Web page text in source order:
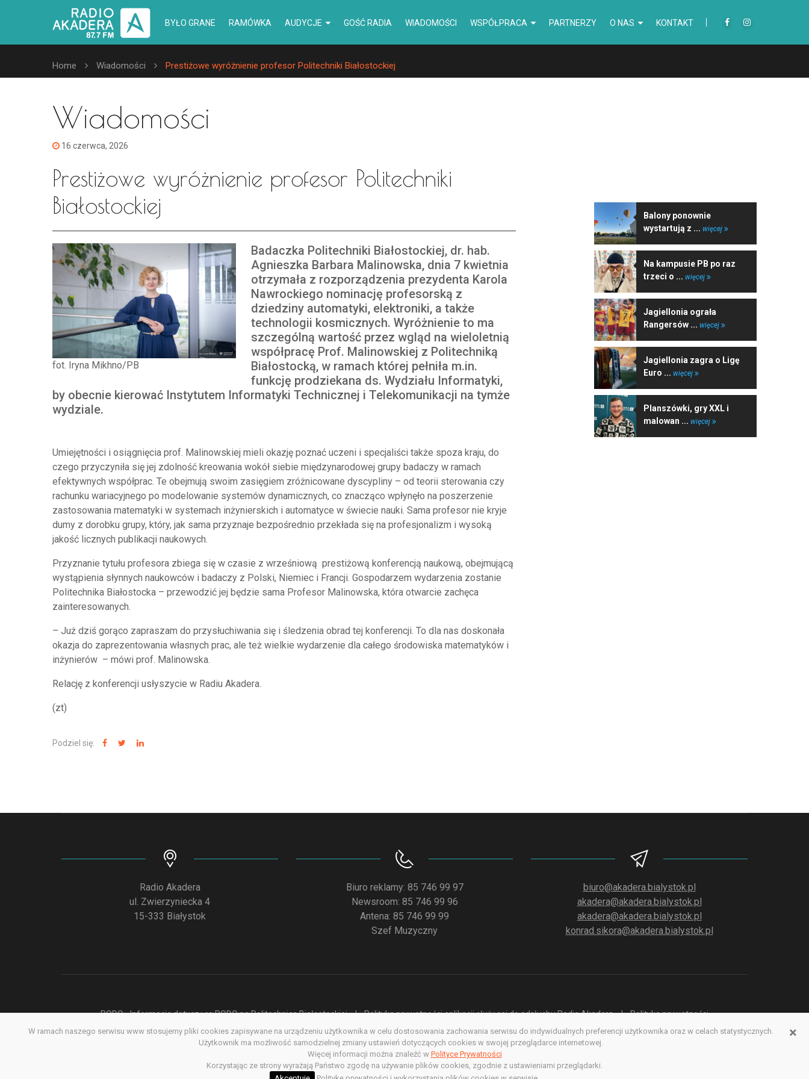
BYŁO GRANE RAMÓWKA AUDYCJE GOŚĆ RADIA WIADOMOŚCI WSPÓŁPRACA PARTNERZY O NAS KONTAKT
Home Wiadomości Prestiżowe wyróżnienie profesor Politechniki Białostockiej
Wiadomości
16 czerwca, 2026
Prestiżowe wyróżnienie profesor Politechniki
Białostockiej
fot. Iryna Mikhno/PB
Badaczka Politechniki Białostockiej, dr. hab.
Agnieszka Barbara Malinowska, dnia 7 kwietnia
otrzymała z rozporządzenia prezydenta Karola
Nawrockiego nominację profesorską z
dziedziny automatyki, elektroniki, a także
technologii kosmicznych. Wyróżnienie to ma
szczególną wartość przez wgląd na wieloletnią
współpracę Prof. Malinowskiej z Politechniką
Białostocką, w ramach której pełniła m.in.
funkcję prodziekana ds. Wydziału Informatyki,
by obecnie kierować Instytutem Informatyki Technicznej i Telekomunikacji na tymże
wydziale.
Umiejętności i osiągnięcia prof. Malinowskiej mieli okazję poznać uczeni i specjaliści także spoza kraju, do
czego przyczyniła się jej zdolność kreowania wokół siebie międzynarodowej grupy badaczy w ramach
efektywnych współprac. Te obejmują swoim zasięgiem zróżnicowane dyscypliny – od teorii sterowania czy
rachunku wariacyjnego po modelowanie systemów dynamicznych, co znacząco wpłynęło na poszerzenie
zastosowania matematyki w systemach inżynierskich i automatyce w świecie nauki. Sama profesor nie kryje
dumy z dorobku grupy, który, jak sama przyznaje bezpośrednio przekłada się na profesjonalizm i wysoką
jakość licznych publikacji naukowych.
Przyznanie tytułu profesora zbiega się w czasie z wrześniową prestiżową konferencją naukową, obejmującą
wystąpienia słynnych naukowców i badaczy z Polski, Niemiec i Francji. Gospodarzem wydarzenia zostanie
Politechnika Białostocka – przewodzić jej będzie sama Profesor Malinowska, która otwarcie zachęca
zainteresowanych.
– Już dziś gorąco zapraszam do przysłuchiwania się i śledzenia obrad tej konferencji. To dla nas doskonała
okazja do zaprezentowania własnych prac, ale też wielkie wydarzenie dla całego środowiska matematyków i
inżynierów – mówi prof. Malinowska.
Relację z konferencji usłyszycie w Radiu Akadera.
(zt)
Podziel się:
Balony ponownie
wystartują z ... więcej
Na kampusie PB po raz
trzeci o ... więcej
Jagiellonia ograła
Rangersów ... więcej
Jagiellonia zagra o Ligę
Euro ... więcej
Planszówki, gry XXL i
malowan ... więcej
Radio Akadera
ul. Zwierzyniecka 4
15-333 Białystok
Biuro reklamy: 85 746 99 97
Newsroom: 85 746 99 96
Antena: 85 746 99 99
Szef Muzyczny
biuro@akadera.bialystok.pl
akadera@akadera.bialystok.pl
akadera@akadera.bialystok.pl
konrad.sikora@akadera.bialystok.pl
RODO - Informacje dotyczące RODO na Politechnice Białostockiej Polityka prywatności aplikacji służącej do odsłuchu Radia Akadera
Polityka prywatności
Deklaracja dostępności
Redakcja serwisu www Poprzednia wersja serwisu www
Copyright @ 2022. All rights Reserved
×
W ramach naszego serwisu www stosujemy pliki cookies zapisywane na urządzeniu użytkownika w celu dostosowania zachowania serwisu do indywidualnych preferencji użytkownika oraz w celach statystycznych.
Użytkownik ma możliwość samodzielnej zmiany ustawień dotyczących cookies w swojej przeglądarce internetowej.
Więcej informacji można znaleźć w Polityce Prywatności
Korzystając ze strony wyrażają Państwo zgodę na używanie plików cookies, zgodnie z ustawieniami przeglądarki.